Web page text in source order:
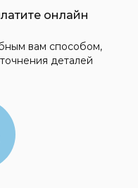
онлайн
вам способом,
деталей